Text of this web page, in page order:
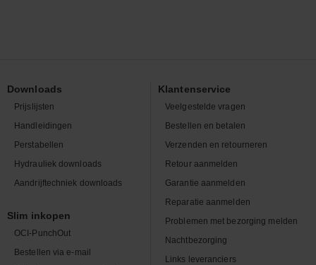
Downloads
Prijslijsten
Handleidingen
Perstabellen
Hydrauliek downloads
Aandrijftechniek downloads
Slim inkopen
OCI-PunchOut
Bestellen via e-mail
Klantenservice
Veelgestelde vragen
Bestellen en betalen
Verzenden en retourneren
Retour aanmelden
Garantie aanmelden
Reparatie aanmelden
Problemen met bezorging melden
Nachtbezorging
Links leveranciers